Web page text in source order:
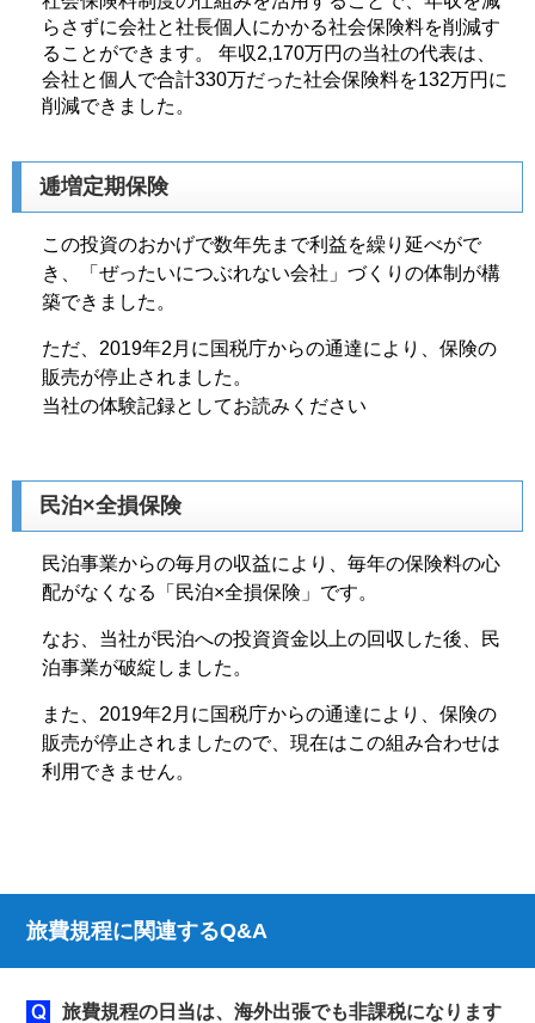
らさずに会社と社長個人にかかる社会保険料を削減す
ることができます。 年収2,170万円の当社の代表は、
会社と個人で合計330万だった社会保険料を132万円に
削減できました。
逓増定期保険
この投資のおかげで数年先まで利益を繰り延べがで
き、「ぜったいにつぶれない会社」づくりの体制が構
築できました。
ただ、2019年2月に国税庁からの通達により、保険の
販売が停止されました。
当社の体験記録としてお読みください
民泊×全損保険
民泊事業からの毎月の収益により、毎年の保険料の心
配がなくなる「民泊×全損保険」です。
なお、当社が民泊への投資資金以上の回収した後、民
泊事業が破綻しました。
また、2019年2月に国税庁からの通達により、保険の
販売が停止されましたので、現在はこの組み合わせは
利用できません。
旅費規程に関連するQ&A
旅費規程の日当は、海外出張でも非課税になります